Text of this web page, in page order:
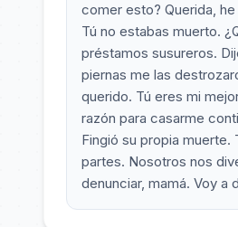
comer esto? Querida,
Tú no estabas muerto.
préstamos susureros.
piernas me las
querido. Tú eres mi
razón para casarme
Fingió su propia
partes. Nosotros nos
denunciar, mamá. Voy a